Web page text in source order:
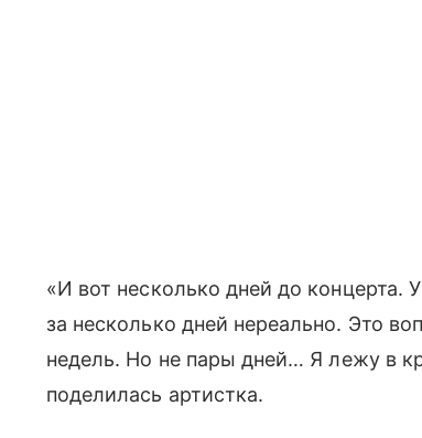
«И вот несколько дней до
за несколько дней нереально. Это
недель. Но не пары дней… Я лежу в
поделилась артистка.